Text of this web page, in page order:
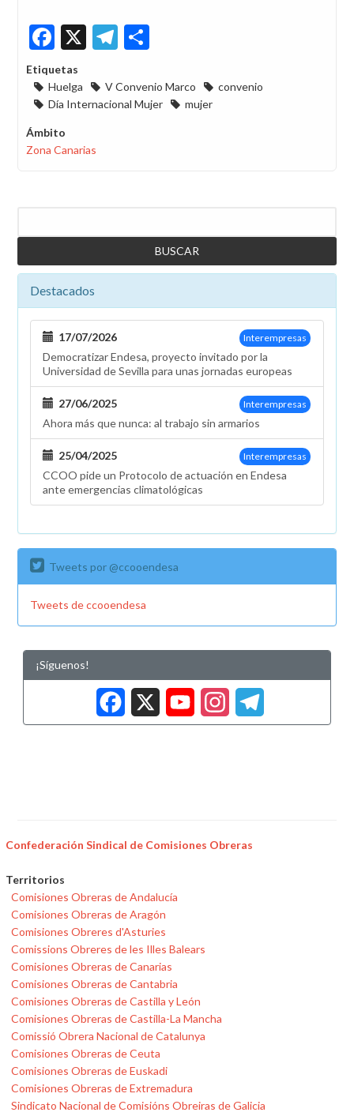
Facebook
X Telegram
Etiquetas
Huelga
V Convenio Marco
convenio
Día Internacional Mujer
mujer
Ámbito
Zona Canarias
Destacados
Interempresas
17/07/2026
Democratizar Endesa, proyecto invitado por la
Universidad de Sevilla para unas jornadas europeas
Interempresas
27/06/2025
Ahora más que nunca: al trabajo sin armarios
Interempresas
25/04/2025
CCOO pide un Protocolo de actuación en Endesa
ante emergencias climatológicas
Tweets por @ccooendesa
Tweets de ccooendesa
¡Síguenos!
Facebook
X
Confederación Sindical de Comisiones Obreras
Territorios
Comisiones Obreras de Andalucía
Comisiones Obreras de Aragón
Comisiones Obreres d'Asturies
Comissions Obreres de les Illes Balears
Comisiones Obreras de Canarias
Comisiones Obreras de Cantabria
Comisiones Obreras de Castilla y León
Comisiones Obreras de Castilla-La Mancha
Comissió Obrera Nacional de Catalunya
Comisiones Obreras de Ceuta
Comisiones Obreras de Euskadi
Comisiones Obreras de Extremadura
Sindicato Nacional de Comisións Obreiras de Galicia